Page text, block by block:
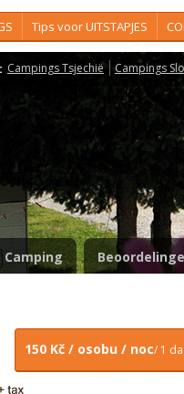
Tips voor UITSTAPJES
Campings Tsjechië Campings
Camping
150 Kč / osobu / noc/ 1